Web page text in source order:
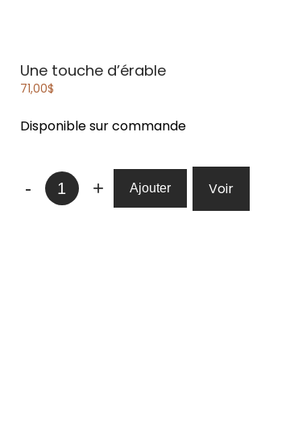
Une touche d’érable
71,00$
Disponible sur commande
-
quantité
de
+ Ajouter Voir